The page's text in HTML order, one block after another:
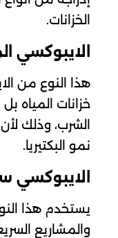
الخزانات.
الايبوكسي
هذا النوع من
خزانات المياه
الشرب، وذلك
نمو البكتيريا.
الايبوكسي
يستخدم هذا
والمشاريع